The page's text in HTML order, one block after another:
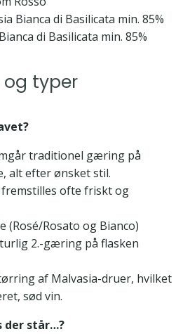
Bianca di Basilicata min. 85%
di Basilicata min. 85%
typer
traditionel gæring på
alt efter ønsket stil.
fremstilles ofte friskt og
(Rosé/Rosato og Bianco)
2.-gæring på flasken
af Malvasia-druer, hvilket
sød vin.
der står…?